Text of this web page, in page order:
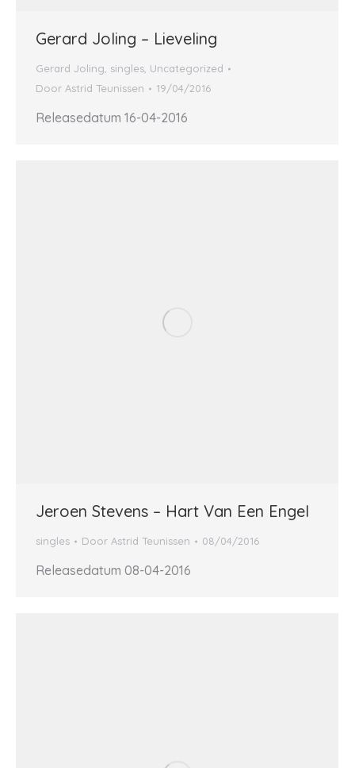
Gerard Joling – Lieveling
Gerard Joling singles Uncategorized
Door Astrid Teunissen 19/04/2016
Releasedatum 16-04-2016
Jeroen Stevens – Hart Van Een Engel
singles Door Astrid Teunissen 08/04/2016
Releasedatum 08-04-2016